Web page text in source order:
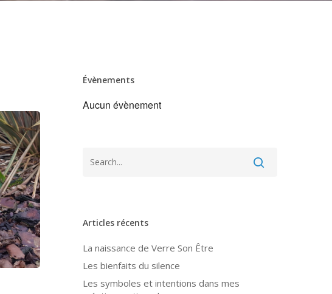
Évènements
Aucun évènement
Articles récents
La naissance de Verre Son Être
Les bienfaits du silence
Les symboles et intentions dans mes